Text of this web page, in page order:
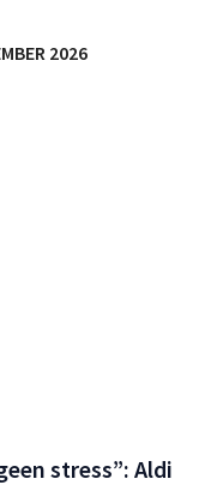
2026
stress”: Aldi